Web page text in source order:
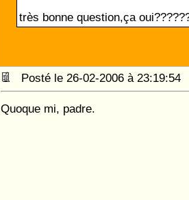
très bonne question,ça
Posté le 26-02-2006 à
Quoque mi, padre.